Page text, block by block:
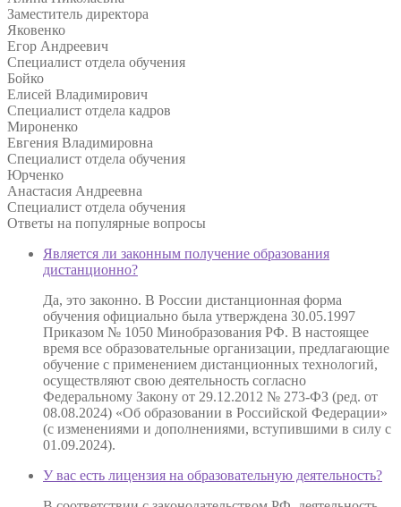
Заместитель директора
Яковенко
Егор Андреевич
Специалист отдела обучения
Бойко
Елисей Владимирович
Специалист отдела кадров
Мироненко
Евгения Владимировна
Специалист отдела обучения
Юрченко
Анастасия Андреевна
Специалист отдела обучения
Ответы на популярные вопросы
Является ли законным получение образования
дистанционно?
Да, это законно. В России дистанционная форма
обучения официально была утверждена 30.05.1997
Приказом № 1050 Минобразования РФ. В настоящее
время все образовательные организации, предлагающие
обучение с применением дистанционных технологий,
осуществляют свою деятельность согласно
Федеральному Закону от 29.12.2012 № 273-ФЗ (ред. от
08.08.2024) «Об образовании в Российской Федерации»
(с изменениями и дополнениями, вступившими в силу с
01.09.2024).
У вас есть лицензия на образовательную деятельность?